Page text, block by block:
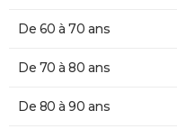
De 60 à 70 ans
De 70 à 80 ans
De 80 à 90 ans